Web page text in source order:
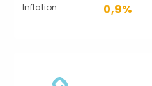
Inflation
0,9%